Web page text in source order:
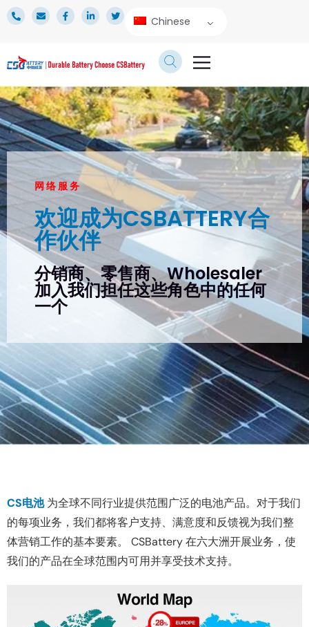
Chinese
网络服务
欢迎成为CSBATTERY合
作伙伴
分销商、零售商、Wholesaler
加入我们担任这些角色中的任何
一个
CS电池为全球不同行业提供范围广泛的电池产品。对于我们
的每项业务，我们都将客户支持、满意度和反馈视为我们整
体营销工作的基本要素。 CSBattery 在六大洲开展业务，使
我们的产品在全球范围内可用并享受技术支持。